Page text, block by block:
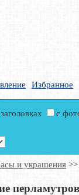
Избранное
с
и украшения